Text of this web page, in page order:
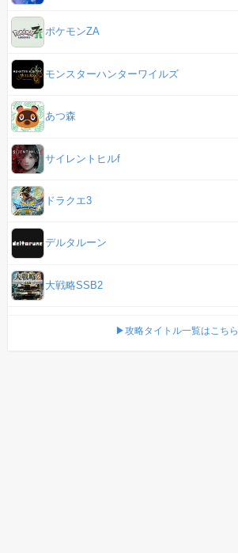
ポケモンZA
モンスターハンターワイルズ
あつ森
サイレントヒルf
ドラクエ3
デルタルーン
大戦略SSB2
▶攻略タイトル一覧はこちら